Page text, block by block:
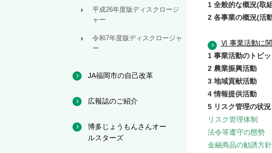
平成26年度版ディスクロージ
ャー
令和7年度版ディスクロージャ
ー
JA福岡市の自己改革
広報誌のご紹介
博多じょうもんさんオー
ルスターズ
1 全般的な概況(取
2 各事業の概況(活
Ⅵ 事業活動に
1 事業活動のトピ
2 農業振興活動
3 地域貢献活動
4 情報提供活動
5 リスク管理の状況
リスク管理体制
法令等遵守の態勢
金融商品の勧誘方針